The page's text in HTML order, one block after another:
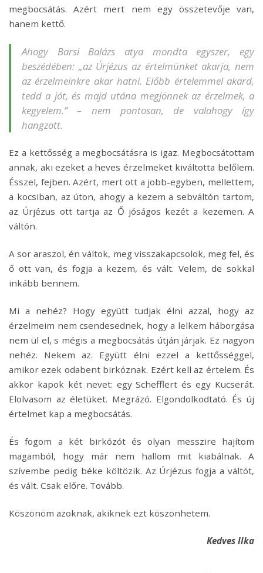
megbocsátás. Azért mert nem egy összetevője van,
hanem kettő.
Ahogy Barsi Balázs atya mondta egyszer, egy
beszédében: „az Úrjézus az értelmünket akarja, nem
az érzelmeinkre akar hatni. Előbb értelemmel akard,
tedd a jót, és majd utána megjönnek az érzelmek, a
kegyelem.” – nem pontosan, de valahogy így
hangzott.
Ez a kettősség a megbocsátásra is igaz. Megbocsátottam
annak, aki ezeket a heves érzelmeket kiváltotta belőlem.
Ésszel, fejben. Azért, mert ott a jobb-egyben, mellettem,
a kocsiban, az úton, ahogy a kezem a sebváltón tartom,
az Úrjézus ott tartja az Ő jóságos kezét a kezemen. A
váltón.
A sor araszol, én váltok, meg visszakapcsolok, meg fel, és
ő ott van, és fogja a kezem, és vált. Velem, de sokkal
inkább bennem.
Mi a nehéz? Hogy együtt tudjak élni azzal, hogy az
érzelmeim nem csendesednek, hogy a lelkem háborgása
nem ül el, s mégis a megbocsátás útján járjak. Ez nagyon
nehéz. Nekem az. Együtt élni ezzel a kettősséggel,
amikor ezek odabent birkóznak. Ezért kell az értelem. És
akkor kapok két nevet: egy Schefflert és egy Kucserát.
Elolvasom az életüket. Megrázó. Elgondolkodtató. És új
értelmet kap a megbocsátás.
És fogom a két birkózót és olyan messzire hajítom
magamból, hogy már nem hallom mit kiabálnak. A
szívembe pedig béke költözik. Az Úrjézus fogja a váltót,
és vált. Csak előre. Tovább.
Köszönöm azoknak, akiknek ezt köszönhetem.
Kedves Ilka